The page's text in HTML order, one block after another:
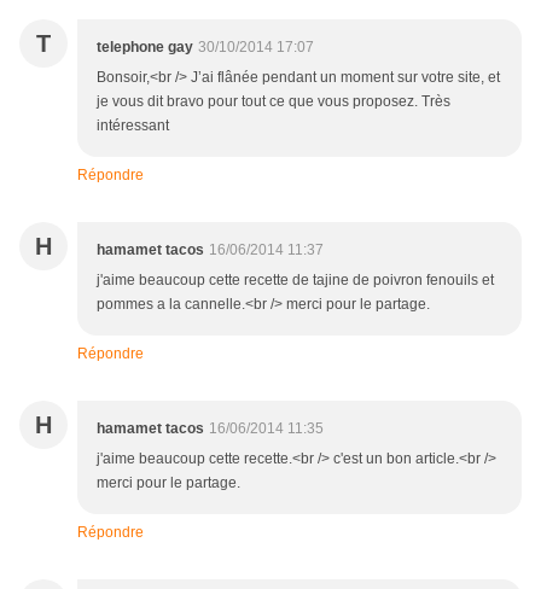
T telephone gay 30/10/2014 17:07
Bonsoir,<br /> J’ai flânée pendant un moment sur votre site, et
je vous dit bravo pour tout ce que vous proposez. Très
intéressant
Répondre
H hamamet tacos 16/06/2014 11:37
j'aime beaucoup cette recette de tajine de poivron fenouils et
pommes a la cannelle.<br /> merci pour le partage.
Répondre
H hamamet tacos 16/06/2014 11:35
j'aime beaucoup cette recette.<br /> c'est un bon article.<br />
merci pour le partage.
Répondre